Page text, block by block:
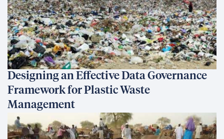
Designing an Effective Data Governance
Framework for Plastic Waste
Management